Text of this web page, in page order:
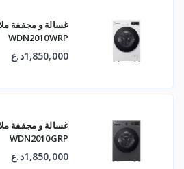
WDN2010WRP
1,850,000د.ع
WDN2010GRP
1,850,000د.ع